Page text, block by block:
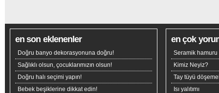
en son eklenenler
Doğru banyo dekorasyonuna doğru!
Sağlıklı olsun, çocuklarımızın olsun!
Doğru halı seçimi yapın!
Bebek beşiklerine dikkat edin!
en çok
Seramik hamuru
Kimiz Neyiz?
Tay tüyü
Isı yalıtımı